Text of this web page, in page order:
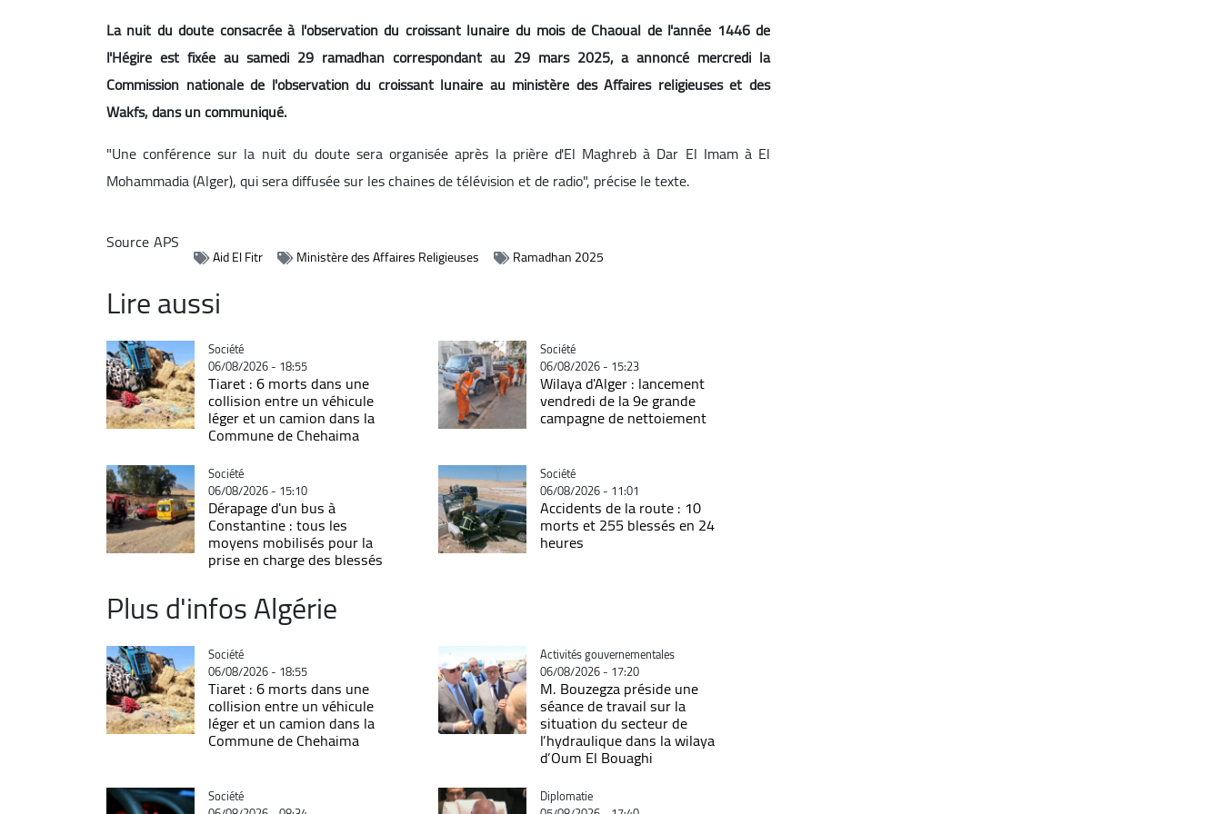
La nuit du doute consacrée à l'observation du croissant lunaire du mois de Chaoual de l'année 1446 de
l'Hégire est fixée au samedi 29 ramadhan correspondant au 29 mars 2025, a annoncé mercredi la
Commission nationale de l'observation du croissant lunaire au ministère des Affaires religieuses et des
Wakfs, dans un communiqué.
"Une conférence sur la nuit du doute sera organisée après la prière d'El Maghreb à Dar El Imam à El
Mohammadia (Alger), qui sera diffusée sur les chaines de télévision et de radio", précise le texte.
SourceAPS
Aid El Fitr Ministère des Affaires Religieuses Ramadhan 2025
Lire aussi
Catégorie
Société
06/08/2026 - 18:55
Tiaret : 6 morts dans une
collision entre un véhicule
léger et un camion dans la
Commune de Chehaima
Catégorie
Société
06/08/2026 - 15:23
Wilaya d'Alger : lancement
vendredi de la 9e grande
campagne de nettoiement
Catégorie
Société
06/08/2026 - 15:10
Dérapage d'un bus à
Constantine : tous les
moyens mobilisés pour la
prise en charge des blessés
Catégorie
Société
06/08/2026 - 11:01
Accidents de la route : 10
morts et 255 blessés en 24
heures
Plus d'infos Algérie
Catégorie
Société
06/08/2026 - 18:55
Tiaret : 6 morts dans une
collision entre un véhicule
léger et un camion dans la
Commune de Chehaima
Catégorie
Activités gouvernementales
06/08/2026 - 17:20
M. Bouzegza préside une
séance de travail sur la
situation du secteur de
l’hydraulique dans la wilaya
d’Oum El Bouaghi
Catégorie
Société Catégorie
Diplomatie